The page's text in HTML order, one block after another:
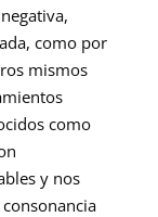
como por
mismos
como
y nos